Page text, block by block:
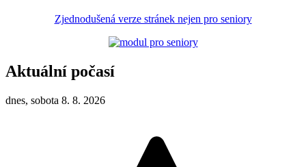
Zjednodušená verze stránek nejen pro seniory
Aktuální počasí
dnes, sobota 8. 8. 2026